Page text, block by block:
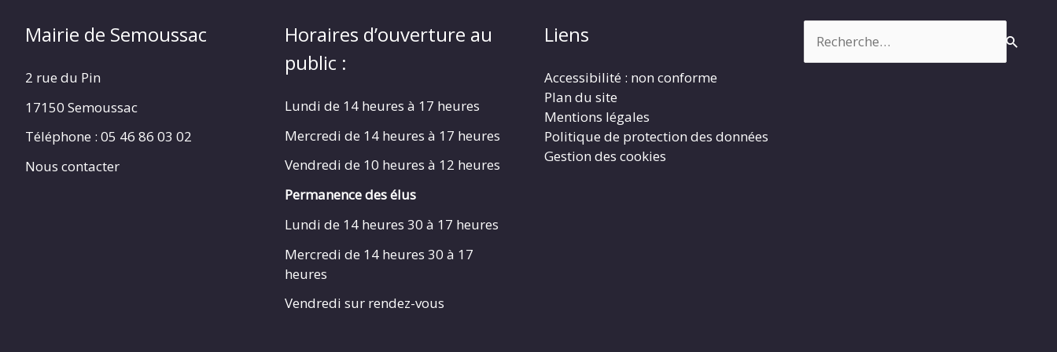
Mairie de Semoussac
2 rue du Pin
17150 Semoussac
Téléphone : 05 46 86 03 02
Nous contacter
Horaires d’ouverture au
public :
Lundi de 14 heures à 17 heures
Mercredi de 14 heures à 17 heures
Vendredi de 10 heures à 12 heures
Permanence des élus
Lundi de 14 heures 30 à 17 heures
Mercredi de 14 heures 30 à 17
heures
Vendredi sur rendez-vous
Liens
Accessibilité : non conforme
Plan du site
Mentions légales
Politique de protection des données
Gestion des cookies